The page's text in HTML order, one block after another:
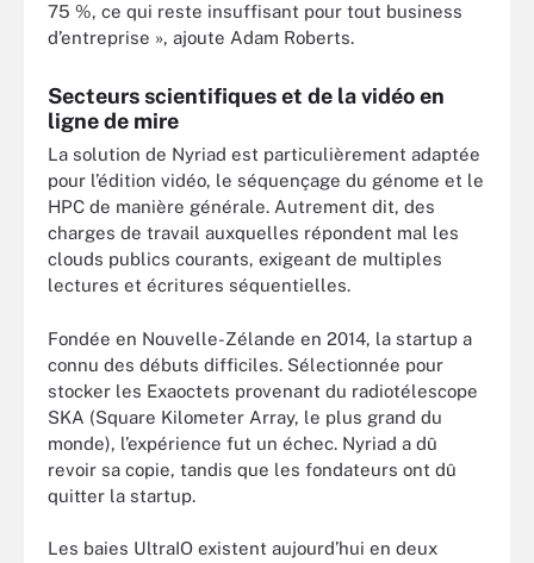
75 %, ce qui reste insuffisant pour tout business
d’entreprise », ajoute Adam Roberts.
Secteurs scientifiques et de la vidéo en
ligne de mire
La solution de Nyriad est particulièrement adaptée
pour l’édition vidéo, le séquençage du génome et le
HPC de manière générale. Autrement dit, des
charges de travail auxquelles répondent mal les
clouds publics courants, exigeant de multiples
lectures et écritures séquentielles.
Fondée en Nouvelle-Zélande en 2014, la startup a
connu des débuts difficiles. Sélectionnée pour
stocker les Exaoctets provenant du radiotélescope
SKA (Square Kilometer Array, le plus grand du
monde), l’expérience fut un échec. Nyriad a dû
revoir sa copie, tandis que les fondateurs ont dû
quitter la startup.
Les baies UltraIO existent aujourd’hui en deux